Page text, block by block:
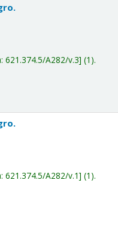
621.374.5/A282/v.3 (1).
621.374.5/A282/v.1 (1).